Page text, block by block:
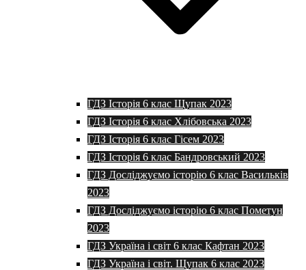
ГДЗ Історія 6 клас Щупак 2023
ГДЗ Історія 6 клас Хлібовська 2023
ГДЗ Історія 6 клас Гісем 2023
ГДЗ Історія 6 клас Бандровський 2023
ГДЗ Досліджуємо історію 6 клас Васильків
2023
ГДЗ Досліджуємо історію 6 клас Пометун
2023
ГДЗ Україна і світ 6 клас Кафтан 2023
ГДЗ Україна і світ. Щупак 6 клас 2023